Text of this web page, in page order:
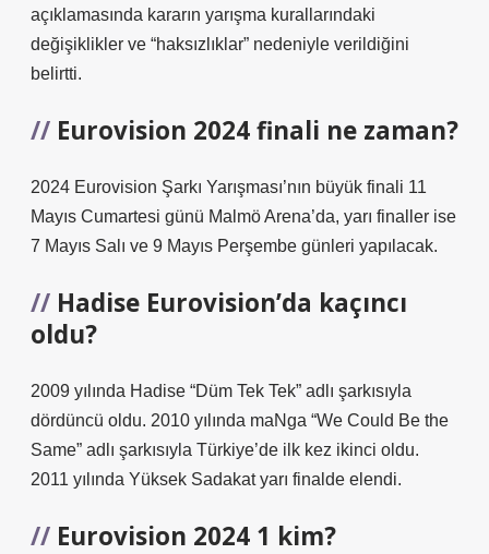
açıklamasında kararın yarışma kurallarındaki
değişiklikler ve “haksızlıklar” nedeniyle verildiğini
belirtti.
Eurovision 2024 finali ne zaman?
2024 Eurovision Şarkı Yarışması’nın büyük finali 11
Mayıs Cumartesi günü Malmö Arena’da, yarı finaller ise
7 Mayıs Salı ve 9 Mayıs Perşembe günleri yapılacak.
Hadise Eurovision’da kaçıncı
oldu?
2009 yılında Hadise “Düm Tek Tek” adlı şarkısıyla
dördüncü oldu. 2010 yılında maNga “We Could Be the
Same” adlı şarkısıyla Türkiye’de ilk kez ikinci oldu.
2011 yılında Yüksek Sadakat yarı finalde elendi.
Eurovision 2024 1 kim?